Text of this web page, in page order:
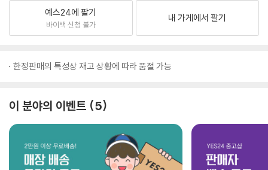
예스24에 팔기
바이백 신청 불가
내 가게에서 팔기
한정판매의 특성상 재고 상황에 따라 품절 가능
이 분야의 이벤트 5